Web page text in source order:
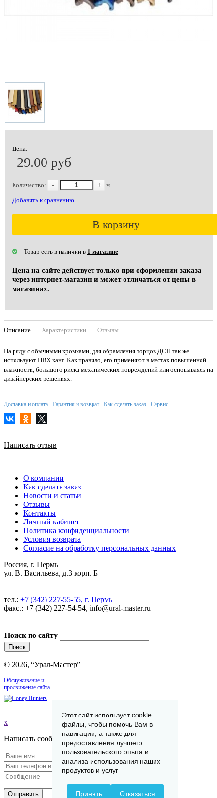
Цена:
29.00 руб
Количество: - + м
Добавить к сравнению
В корзину
Товар есть в наличии в 1 магазине
Цена на сайте действует только при оформлении заказа
через интернет-магазин и может отличаться от цены в
магазинах.
Описание Характеристики Отзывы
На ряду с обычными кромками, для обрамления торцов ДСП так же
используют ПВХ кант. Как правило, его применяют в местах повышенной
влажности, большого риска механических повреждений или основываясь на
дизайнерских решениях.
Доставка и оплата Гарантия и возврат Как сделать заказ Сервис
Написать отзыв
О компании
Как сделать заказ
Новости и статьи
Отзывы
Контакты
Личный кабинет
Политика конфиденциальности
Условия возврата
Согласие на обработку персональных данных
Россия, г. Пермь
ул. В. Васильева, д.3 корп. Б
тел.: +7 (342) 227-55-55, г. Пермь
факс.: +7 (342) 227-54-54, info@ural-master.ru
Поиск по сайту
© 2026, “Урал-Мастер”
Обслуживание и
продвижение сайта
x
Написать сообщение
Отправить
Этот сайт использует cookie-
файлы, чтобы помочь Вам в
навигации, а также для
предоставления лучшего
пользовательского опыта и
анализа использования наших
продуктов и услуг
Принять Отказаться